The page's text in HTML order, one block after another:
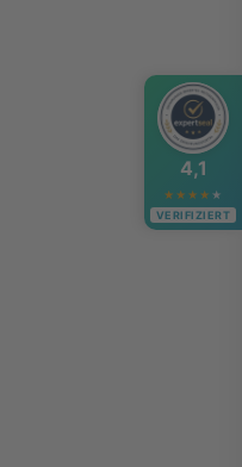
4,1
★ ★ ★ ★ ★
VERIFIZIERT